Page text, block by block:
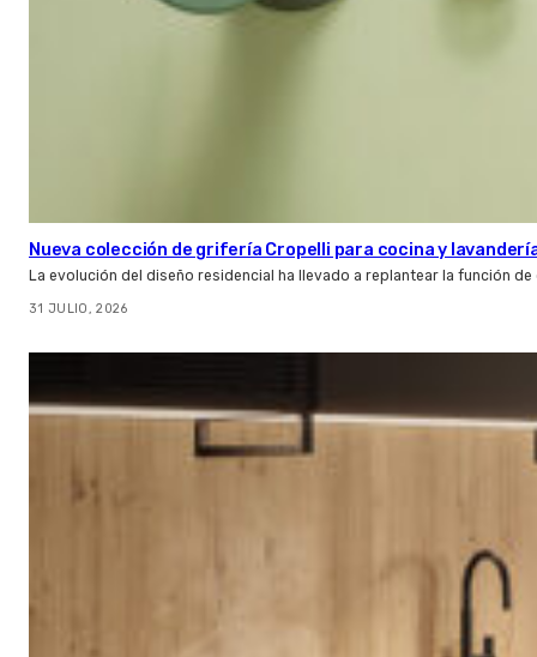
Nueva colección de grifería Cropelli para cocina y
La evolución del diseño residencial ha llevado a replantear la función
31 JULIO, 2026